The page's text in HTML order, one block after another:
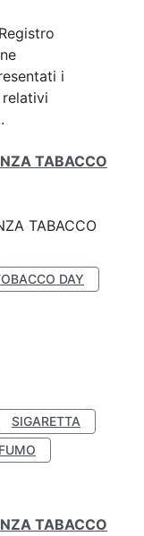
i
TABACCO
TABACCO
DAY
SIGARETTA
TABACCO